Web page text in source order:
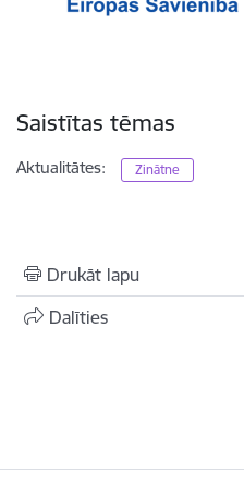
Saistītas tēmas
Aktualitātes: Zinātne
Drukāt lapu
Dalīties